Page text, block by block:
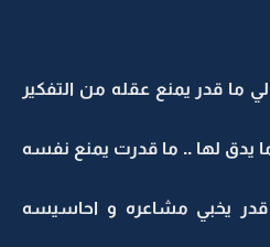
ما قدر يمنع عقله من التفكير
يدق لها .. ما قدرت يمنع نفسه
يخبي مشاعره و احاسيسه